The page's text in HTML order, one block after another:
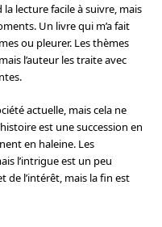
lecture facile à suivre, mais
Un livre qui m’a fait
ou pleurer. Les thèmes
l’auteur les traite avec
actuelle, mais cela ne
est une succession en
en haleine. Les
l’intrigue est un peu
de l’intérêt, mais la fin est